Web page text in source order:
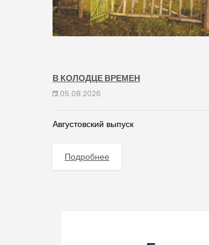
В КОЛОДЦЕ ВРЕМЕН
05.08.2026
Августовский выпуск
Подробнее